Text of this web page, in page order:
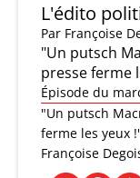
L'édito
Par Françoise
"Un putsch
presse ferme
Épisode du
"Un putsch
ferme les yeux
Françoise